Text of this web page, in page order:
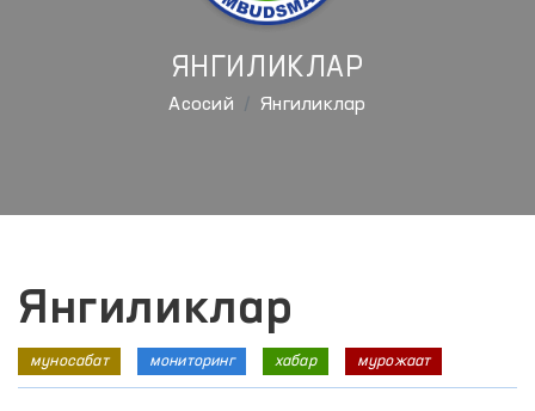
ЯНГИЛИКЛАР
Aсосий Янгиликлар
Янгиликлар
муносабат мониторинг хабар мурожаат